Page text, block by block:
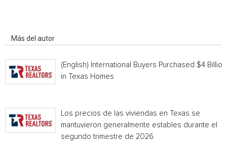
Más del autor
(English) International Buyers Purchased $4 Billion
in Texas Homes
Los precios de las viviendas en Texas se
mantuvieron generalmente estables durante el
segundo trimestre de 2026